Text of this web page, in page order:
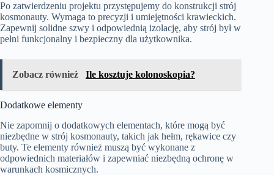
Po zatwierdzeniu projektu przystępujemy do konstrukcji strój
kosmonauty. Wymaga to precyzji i umiejętności krawieckich.
Zapewnij solidne szwy i odpowiednią izolację, aby strój był w
pełni funkcjonalny i bezpieczny dla użytkownika.
Zobacz również Ile kosztuje kolonoskopia?
Dodatkowe elementy
Nie zapomnij o dodatkowych elementach, które mogą być
niezbędne w strój kosmonauty, takich jak hełm, rękawice czy
buty. Te elementy również muszą być wykonane z
odpowiednich materiałów i zapewniać niezbędną ochronę w
warunkach kosmicznych.